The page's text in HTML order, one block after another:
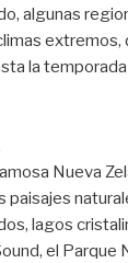
algunas
extremos,
la
Nueva
paisajes
lagos
el Parque